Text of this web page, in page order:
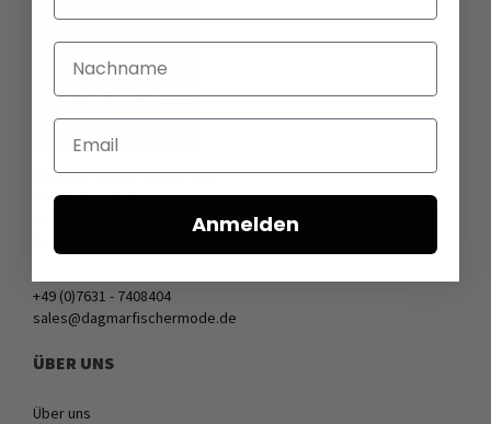
DAGMARFISCHER MODE GmbH
Hebelstrasse 9
+49 (0)7631 - 7408404
sales@dagmarfischermode.de
ÜBER UNS
Über uns
Nachname
Email
Anmelden